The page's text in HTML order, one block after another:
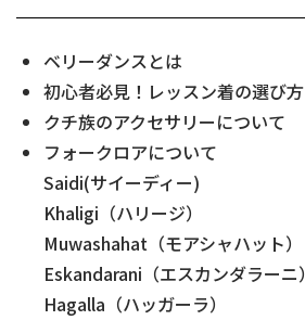
ベリーダンスとは
初心者必見！レッスン着の選び方
クチ族のアクセサリーについて
フォークロアについて
Saidi(サイーディー)
Khaligi（ハリージ）
Muwashahat（モアシャハット）
Eskandarani（エスカンダラーニ）
Hagalla（ハッガーラ）